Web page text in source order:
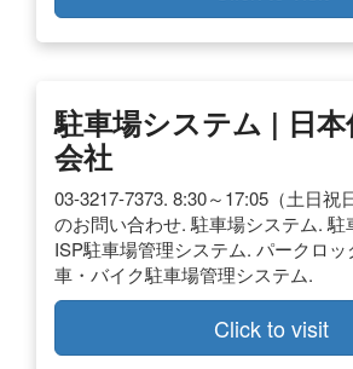
駐車場システム | 日
会社
03-3217-7373. 8:30～17:05（土日祝
のお問い合わせ. 駐車場システム. 駐
ISP駐車場管理システム. パークロ
車・バイク駐車場管理システム.
Click to visit